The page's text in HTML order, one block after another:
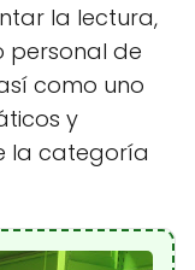
la lectura,
personal de
como uno
y
la categoría